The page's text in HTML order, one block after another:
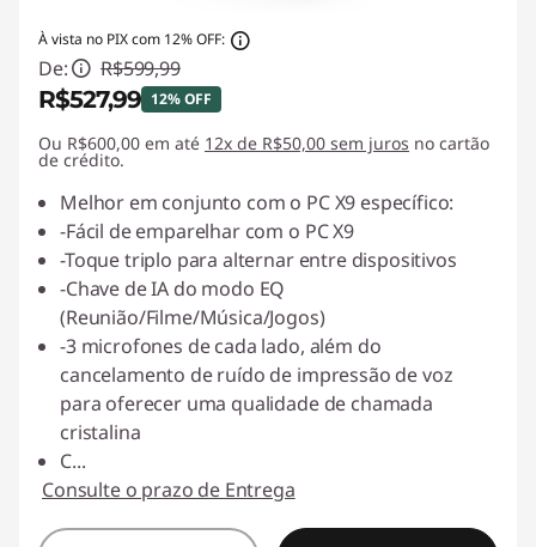
À vista no PIX com 12% OFF:
De: R$599,99
R$527,99 12% OFF
Economias instantâneas :-R$72,00
Ou R$600,00 em até 12x de R$50,00 sem juros no cartão
de crédito.
Melhor em conjunto com o PC X9 específico:
-Fácil de emparelhar com o PC X9
-Toque triplo para alternar entre dispositivos
-Chave de IA do modo EQ
(Reunião/Filme/Música/Jogos)
-3 microfones de cada lado, além do
cancelamento de ruído de impressão de voz
para oferecer uma qualidade de chamada
cristalina
C...
Consulte o prazo de Entrega